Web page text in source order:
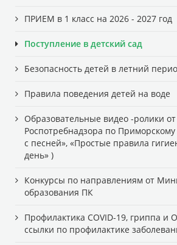
ПРИЕМ в 1 класс на 2026 - 2027 год
Поступление в детский сад
Безопасность детей в летний
Правила поведения детей на воде
Образовательные видео -ролики
Роспотребнадзора по
с песней», «Простые правила
день» )
Конкурсы по направлениям от
образования ПК
Профилактика COVID-19, гриппа и
ссылки по профилактике